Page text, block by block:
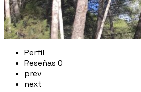
Perfil
Reseñas 0
prev
next